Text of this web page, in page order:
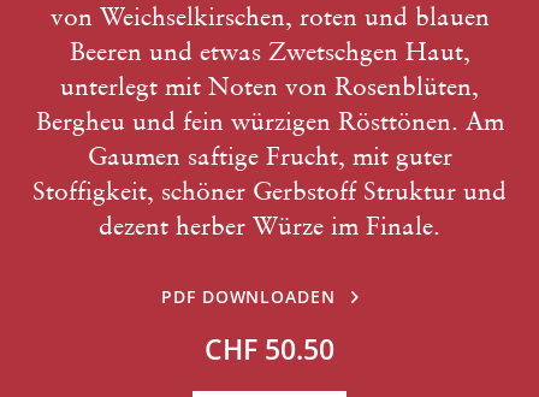
von Weichselkirschen, roten und blauen
Beeren und etwas Zwetschgen Haut,
unterlegt mit Noten von Rosenblüten,
Bergheu und fein würzigen Rösttönen. Am
Gaumen saftige Frucht, mit guter
Stoffigkeit, schöner Gerbstoff Struktur und
dezent herber Würze im Finale.
PDF DOWNLOADEN
CHF 50.50